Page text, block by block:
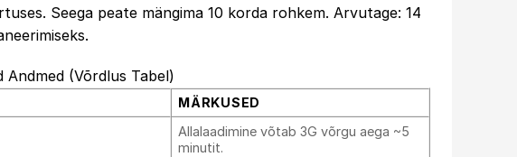
Seega peate mängima 10 korda rohkem. Arvutage: 14
Andmed (Võrdlus Tabel)
MÄRKUSED
Allalaadimine võtab 3G võrgu aega ~5
minutit.